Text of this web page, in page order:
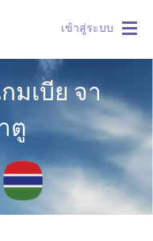
เข้าสู่ระบบ
มเบีย จา
ตู